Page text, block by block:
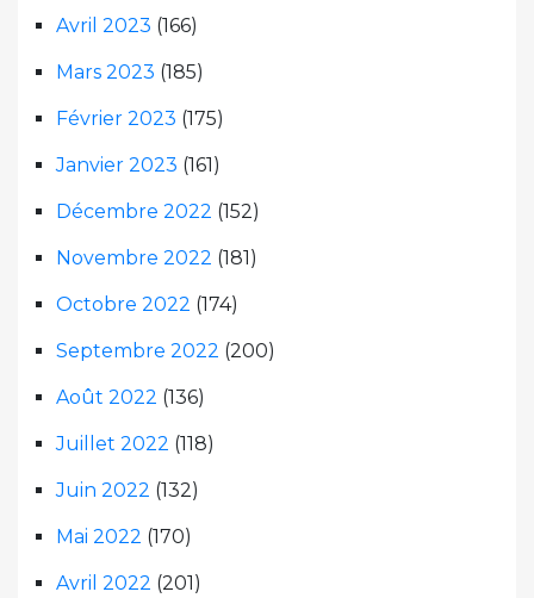
Avril 2023 (166)
Mars 2023 (185)
Février 2023 (175)
Janvier 2023 (161)
Décembre 2022 (152)
Novembre 2022 (181)
Octobre 2022 (174)
Septembre 2022 (200)
Août 2022 (136)
Juillet 2022 (118)
Juin 2022 (132)
Mai 2022 (170)
Avril 2022 (201)